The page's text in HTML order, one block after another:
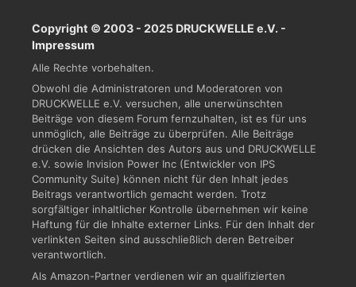
Copyright © 2003 - 2025 DRUCKWELLE e.V. -
Impressum
Alle Rechte vorbehalten.
Obwohl die Administratoren und Moderatoren von
DRUCKWELLE e.V. versuchen, alle unerwünschten
Beiträge von diesem Forum fernzuhalten, ist es für uns
unmöglich, alle Beiträge zu überprüfen. Alle Beiträge
drücken die Ansichten des Autors aus und DRUCKWELLE
e.V. sowie Invision Power Inc (Entwickler von IPS
Community Suite) können nicht für den Inhalt jedes
Beitrags verantwortlich gemacht werden. Trotz
sorgfältiger inhaltlicher Kontrolle übernehmen wir keine
Haftung für die Inhalte externer Links. Für den Inhalt der
verlinkten Seiten sind ausschließlich deren Betreiber
verantwortlich.
Als Amazon-Partner verdienen wir an qualifizierten